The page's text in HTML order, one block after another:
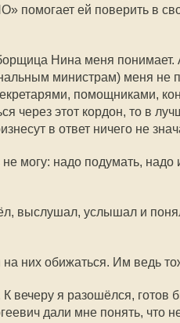
помогает ей поверить в
Нина меня понимает.
министрам) меня не
помощниками,
через этот кордон, то в
в ответ ничего не
могу: надо подумать, надо
выслушал, услышал и
них обижаться. Им ведь
вечеру я разошёлся, готов
дали мне понять, что